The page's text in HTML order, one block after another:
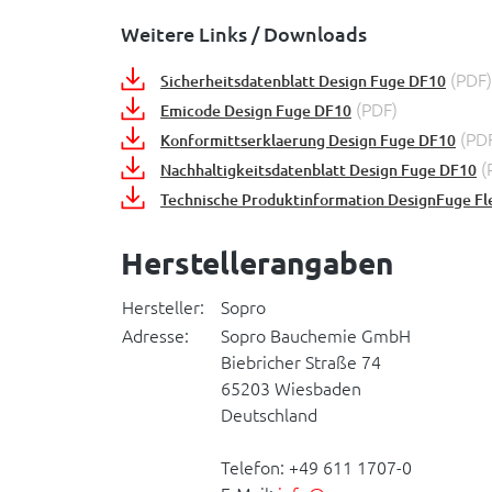
Weitere Links / Downloads
Sicherheitsdatenblatt Design Fuge DF10 (PDF)
Emicode Design Fuge DF10 (PDF)
Konformittserklaerung Design Fuge DF10
Nachhaltigkeitsdatenblatt Design Fuge DF10
Technische Produktinformation DesignFuge
Herstellerangaben
Hersteller:
Sopro
Adresse:
Sopro Bauchemie GmbH
Biebricher Straße 74
65203 Wiesbaden
Deutschland
Telefon: +49 611 1707-0